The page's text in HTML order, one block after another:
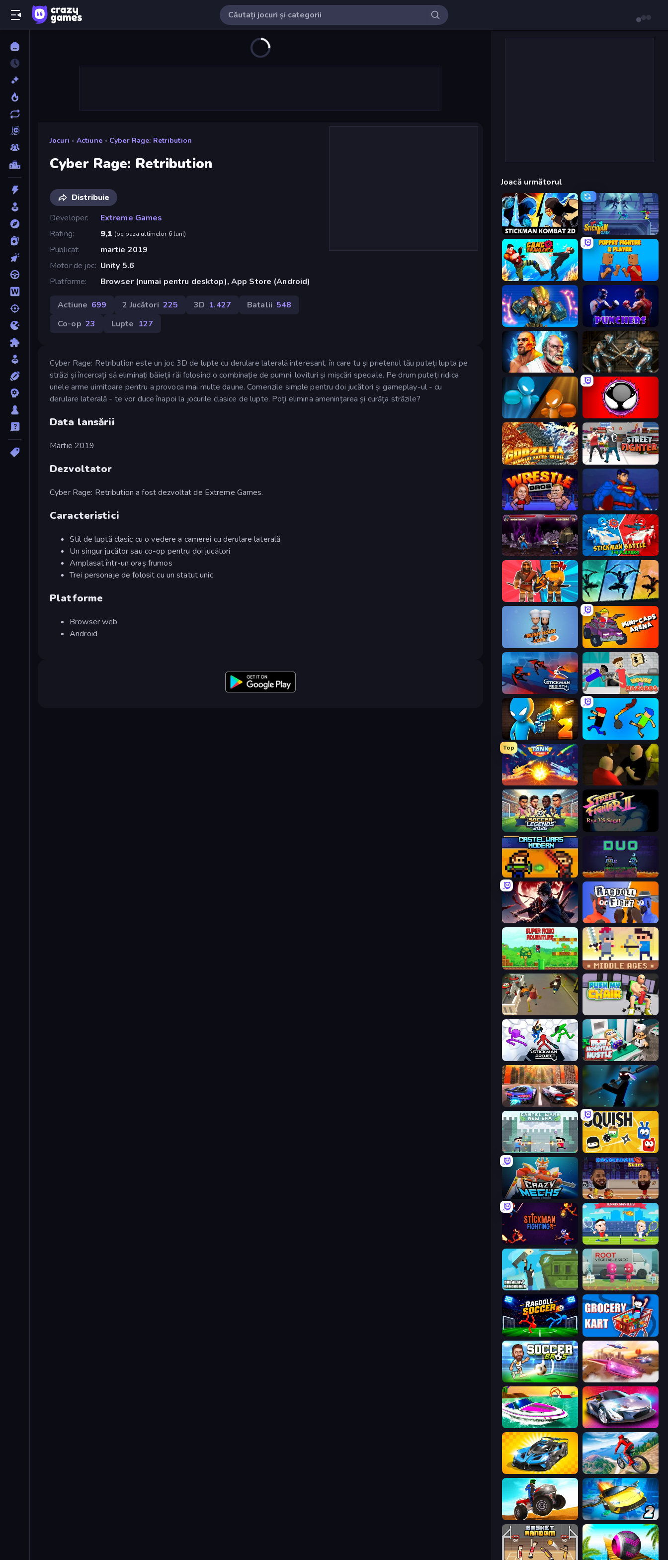
Jocuri » Actiune » Cyber Rage: Retribution
Cyber Rage: Retribution
Distribuie
Developer
Extreme Games
Rating
9,1 (pe baza ultimelor 6 luni)
Publicat
martie 2019
Motor de joc Unity 5.6
Platforme
Browser (numai pentru desktop), App Store (Android)
Actiune 699 2 Jucători 225 3D 1.427 Batalii 548
Co-op 23 Lupte 127
Cyber Rage: Retribution este un joc 3D de lupte cu derulare laterală interesant, în care tu și prietenul tău puteți lupta pe
străzi și încercați să eliminați băieții răi folosind o combinație de pumni, lovituri și mișcări speciale. Pe drum puteți ridica
unele arme uimitoare pentru a provoca mai multe daune. Comenzile simple pentru doi jucători și gameplay-ul - cu
derulare laterală - te vor duce înapoi la jocurile clasice de lupte. Poți elimina amenințarea și curăța străzile?
Data lansării
Martie 2019
Dezvoltator
Cyber Rage: Retribution a fost dezvoltat de Extreme Games.
Caracteristici
Stil de luptă clasic cu o vedere a camerei cu derulare laterală
Un singur jucător sau co-op pentru doi jucători
Amplasat într-un oraș frumos
Trei personaje de folosit cu un statut unic
Platforme
Browser web
Android
Joacă următorul
Stickman Kombat 2D Stickman Clash
Gang Brawlers Puppet Fighter 2 Player
Ultimate Robo Duel 3D Punchers
Fighter Legends Duo Striker Dummies
Drunken Boxing Splatmans
Godzilla Daikaiju Battle Royale Street Fighter Simulator
Wrestle Bros Injustice Gods Among Us
Mortal Kombat Karnage Stickman battle 1-4 Players
Medieval Battle 2P Shadow Ninja Revenge
Rush Hour Cafe Mini-Caps: Arena
Stickman Rebirth House of Hazards
Drunken Duel 2 Mini-Caps: Bombs
Top
Tank Stars
Soccer Legends 2026 Street Fighter 2
Castle Wars: Modern Duo
Samurai's Shadow Ragdoll Fight
Super Robo - Adventure Castle Wars: Middle Ages
Push My Chair
Stickman Project Hospital Hustle
Night City Racing Stickman Weapon Master
Castle Wars: New Era Squish
Crazy Mechs Basketball Stars
Stickman Fighting: Super War Tennis Masters
Getaway Shootout Root Vegetables & Co
Ragdoll Soccer 2 Players Grocery Kart
Soccer Bros Ultimate Flying Car
Jet Boat Racing Grand Cyber City
GT Cars Mega Ramps Riders Downhill Racing
ATV Ultimate Offroad Ultimate Flying Car 2